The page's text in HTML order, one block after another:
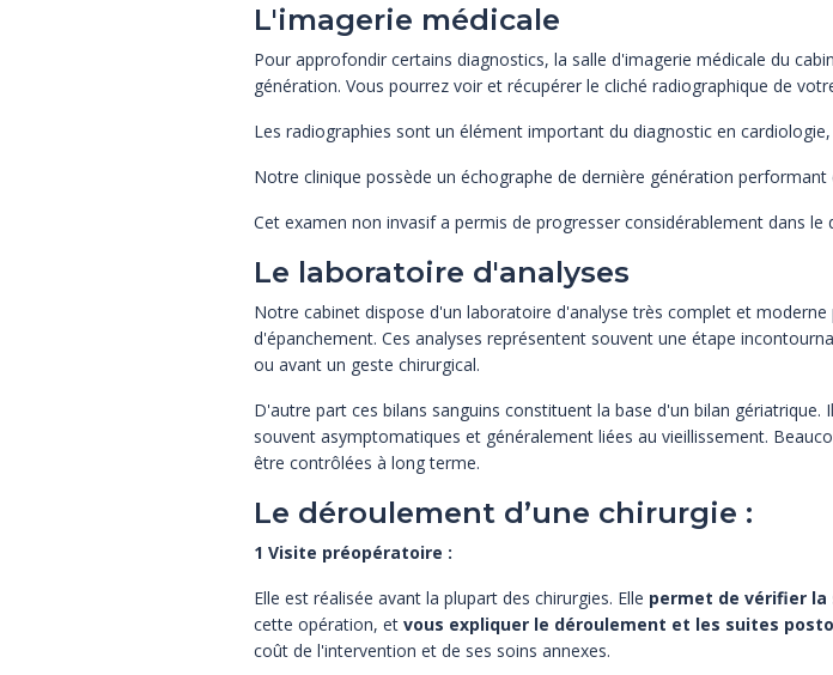
L'imagerie médicale
Pour approfondir certains diagnostics, la salle d'imagerie médicale du
génération. Vous pourrez voir et récupérer le cliché radiographique de
Les radiographies sont un élément important du diagnostic en
Notre clinique possède un échographe de dernière génération
Cet examen non invasif a permis de progresser considérablement dans le
Le laboratoire d'analyses
Notre cabinet dispose d'un laboratoire d'analyse très complet et
d'épanchement. Ces analyses représentent souvent une étape
ou avant un geste chirurgical.
D'autre part ces bilans sanguins constituent la base d'un bilan
souvent asymptomatiques et généralement liées au vieillissement.
être contrôlées à long terme.
Le déroulement d’une chirurgie :
1 Visite préopératoire :
Elle est réalisée avant la plupart des chirurgies. Elle permet de vérifier
cette opération, et vous expliquer le déroulement et les suites
coût de l'intervention et de ses soins annexes.